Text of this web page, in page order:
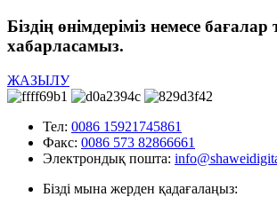
Біздің өнімдеріміз немесе
хабарласамыз.
ЖАЗЫЛУ
Тел: 0086 15921745861
Факс: 0086 573 82866661
Электрондық пошта:
Бізді мына жерден қадағалаңыз: